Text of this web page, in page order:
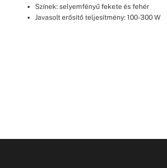
Színek: selyemfényű fekete és fehér
Javasolt erősítő teljesítmény: 100-300 W